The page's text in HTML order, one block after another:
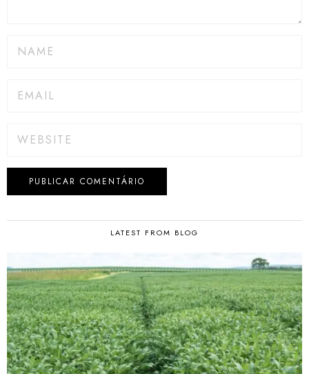
LATEST FROM BLOG